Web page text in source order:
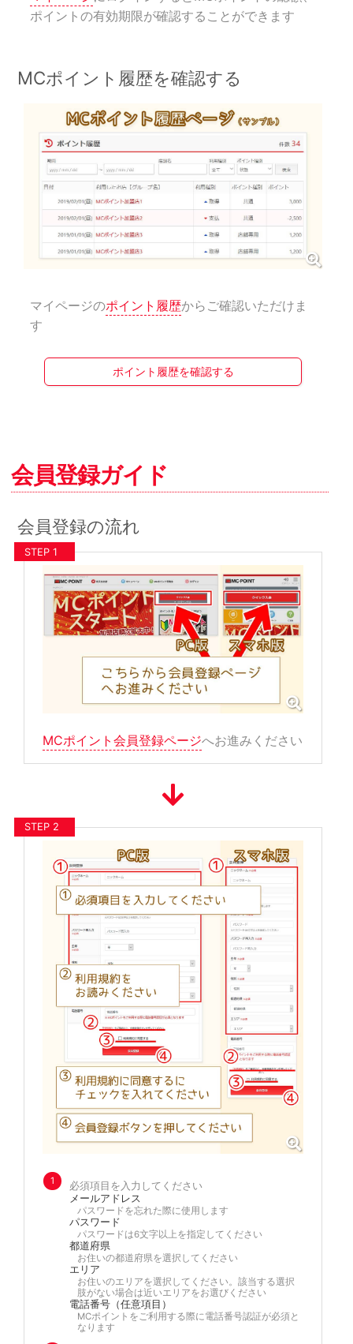
ポイントの有効期限が確認することができます
MCポイント履歴を確認する
マイページのポイント履歴からご確認いただけま
す
ポイント履歴を確認する
会員登録ガイド
会員登録の流れ
STEP 1
MCポイント会員登録ページへお進みください
STEP 2
1
必須項目を入力してください
メールアドレス
パスワードを忘れた際に使用します
パスワード
パスワードは6文字以上を指定してください
都道府県
お住いの都道府県を選択してください
エリア
お住いのエリアを選択してください。該当する選択
肢がない場合は近いエリアをお選びください
電話番号（任意項目）
MCポイントをご利用する際に電話番号認証が必須と
なります